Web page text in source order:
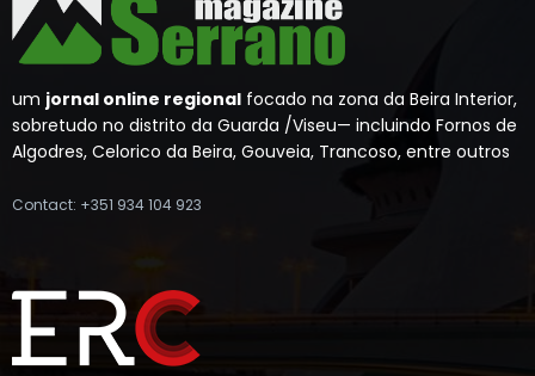
um jornal online regional focado na zona da Beira Interior,
sobretudo no distrito da Guarda /Viseu— incluindo Fornos de
Algodres, Celorico da Beira, Gouveia, Trancoso, entre outros
Contact: +351 934 104 923